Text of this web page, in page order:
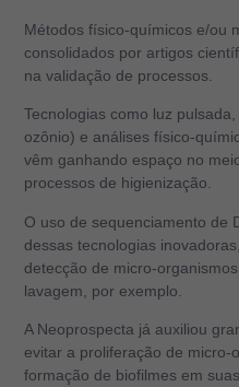
Métodos físico-químicos e/ou
consolidados por artigos
na validação de processos.
Tecnologias como luz
ozônio) e análises físico-
vêm ganhando espaço no
processos de higienização.
O uso de sequenciamento de
dessas tecnologias
detecção de micro-
lavagem, por exemplo.
A Neoprospecta já auxiliou
evitar a proliferação de micro-
formação de biofilmes em